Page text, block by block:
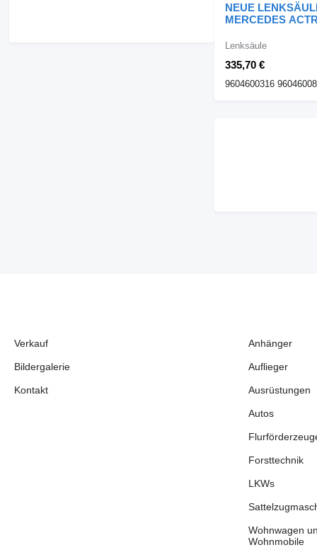
NEUE
MERCEDES
Benz ACTROS
335,70 €
Lenksäule
9604600316
Verkauf
Bildergalerie
Kontakt
Anhänger
Auflieger
Ausrüstungen
Autos
Forsttechnik
LKWs
Wohnwagen
Wohnmobile